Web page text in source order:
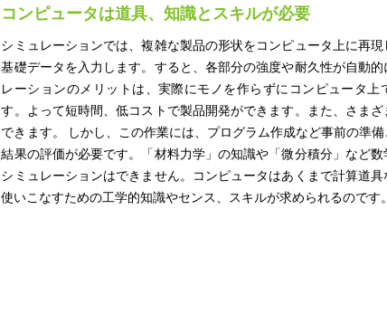
コンピュータは道具、知識とスキルが必要
シミュレーションでは、複雑な製品の形状をコンピュータ上に再
基礎データを入力します。すると、各部分の強度や耐久性が自動的
レーションのメリットは、実際にモノを作らずにコンピュータ上
す。よって短時間、低コストで製品開発ができます。また、さま
できます。 しかし、この作業には、プログラム作成など事前の準
結果の評価が必要です。「材料力学」の知識や「微分積分」など数
シミュレーションはできません。コンピュータはあくまで計算道具
使いこなすための工学的知識やセンス、スキルが求められるのです。